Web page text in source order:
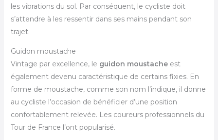
les vibrations du sol. Par conséquent, le cycliste doit
s’attendre à les ressentir dans ses mains pendant son
trajet.
Guidon moustache
Vintage par excellence, le guidon moustacheest
également devenu caractéristique de certains fixies. En
forme de moustache, comme son nom l’indique, il donne
au cycliste l’occasion de bénéficier d’une position
confortablement relevée. Les coureurs professionnels du
Tour de France l’ont popularisé.